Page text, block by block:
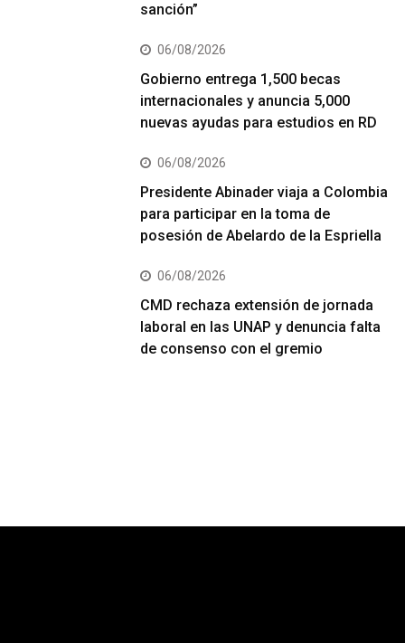
sanción”
06/08/2026
Gobierno entrega 1,500 becas
internacionales y anuncia 5,000
nuevas ayudas para estudios en RD
06/08/2026
Presidente Abinader viaja a Colombia
para participar en la toma de
posesión de Abelardo de la Espriella
06/08/2026
CMD rechaza extensión de jornada
laboral en las UNAP y denuncia falta
de consenso con el gremio